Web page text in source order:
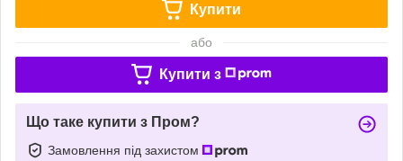
Купити
або
Купити з
Що таке купити з Пром?
Замовлення під захистом